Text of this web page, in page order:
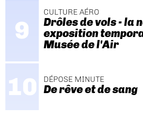
CULTURE AÉRO
Drôles de vols - la
exposition
Musée de l'Air
DÉPOSE MINUTE
De rêve et de sang